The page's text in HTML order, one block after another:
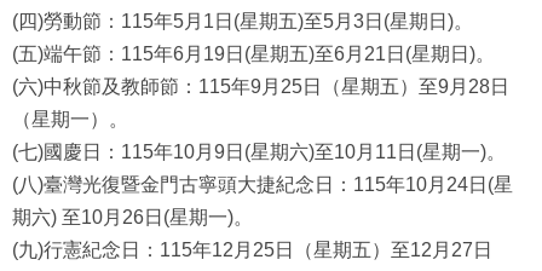
(四)勞動節：115年5月1日(星期五)至5月3日(星期日)。
(五)端午節：115年6月19日(星期五)至6月21日(星期日)。
(六)中秋節及教師節：115年9月25日（星期五）至9月28日
（星期一）。
(七)國慶日：115年10月9日(星期六)至10月11日(星期一)。
(八)臺灣光復暨金門古寧頭大捷紀念日：115年10月24日(星
期六) 至10月26日(星期一)。
(九)行憲紀念日：115年12月25日（星期五）至12月27日